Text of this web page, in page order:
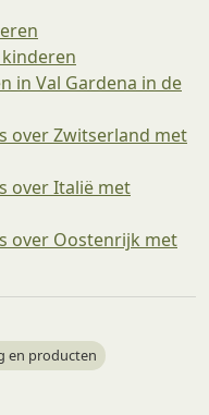
kinderen
in Val Gardena in de
over Zwitserland met
over Italië met
over Oostenrijk met
en producten